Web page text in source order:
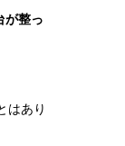
が整っ
はあり